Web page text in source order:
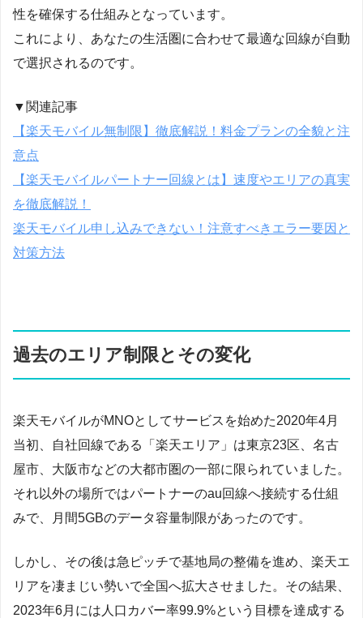
性を確保する仕組みとなっています。
これにより、あなたの生活圏に合わせて最適な回線が自動
で選択されるのです。
▼関連記事
【楽天モバイル無制限】徹底解説！料金プランの全貌と注
意点
【楽天モバイルパートナー回線とは】速度やエリアの真実
を徹底解説！
楽天モバイル申し込みできない！注意すべきエラー要因と
対策方法
過去のエリア制限とその変化
楽天モバイルがMNOとしてサービスを始めた2020年4月
当初、自社回線である「楽天エリア」は東京23区、名古
屋市、大阪市などの大都市圏の一部に限られていました。
それ以外の場所ではパートナーのau回線へ接続する仕組
みで、月間5GBのデータ容量制限があったのです。
しかし、その後は急ピッチで基地局の整備を進め、楽天エ
リアを凄まじい勢いで全国へ拡大させました。その結果、
2023年6月には人口カバー率99.9%という目標を達成する